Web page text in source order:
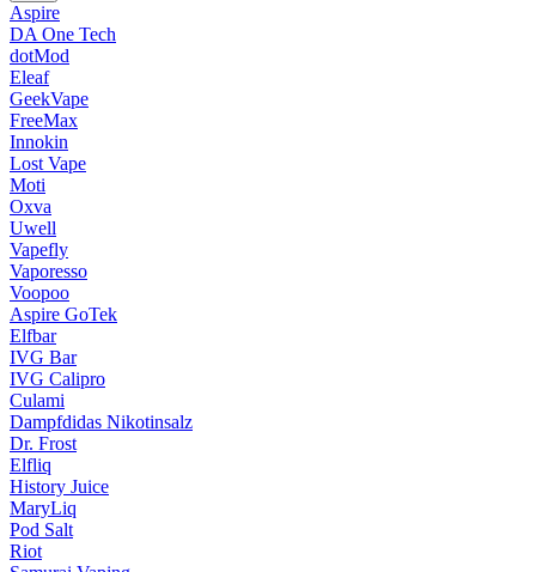
Aspire
DA One Tech
dotMod
Eleaf
GeekVape
FreeMax
Innokin
Lost Vape
Moti
Oxva
Uwell
Vapefly
Vaporesso
Voopoo
Aspire GoTek
Elfbar
IVG Bar
IVG Calipro
Culami
Dampfdidas Nikotinsalz
Dr. Frost
Elfliq
History Juice
MaryLiq
Pod Salt
Riot